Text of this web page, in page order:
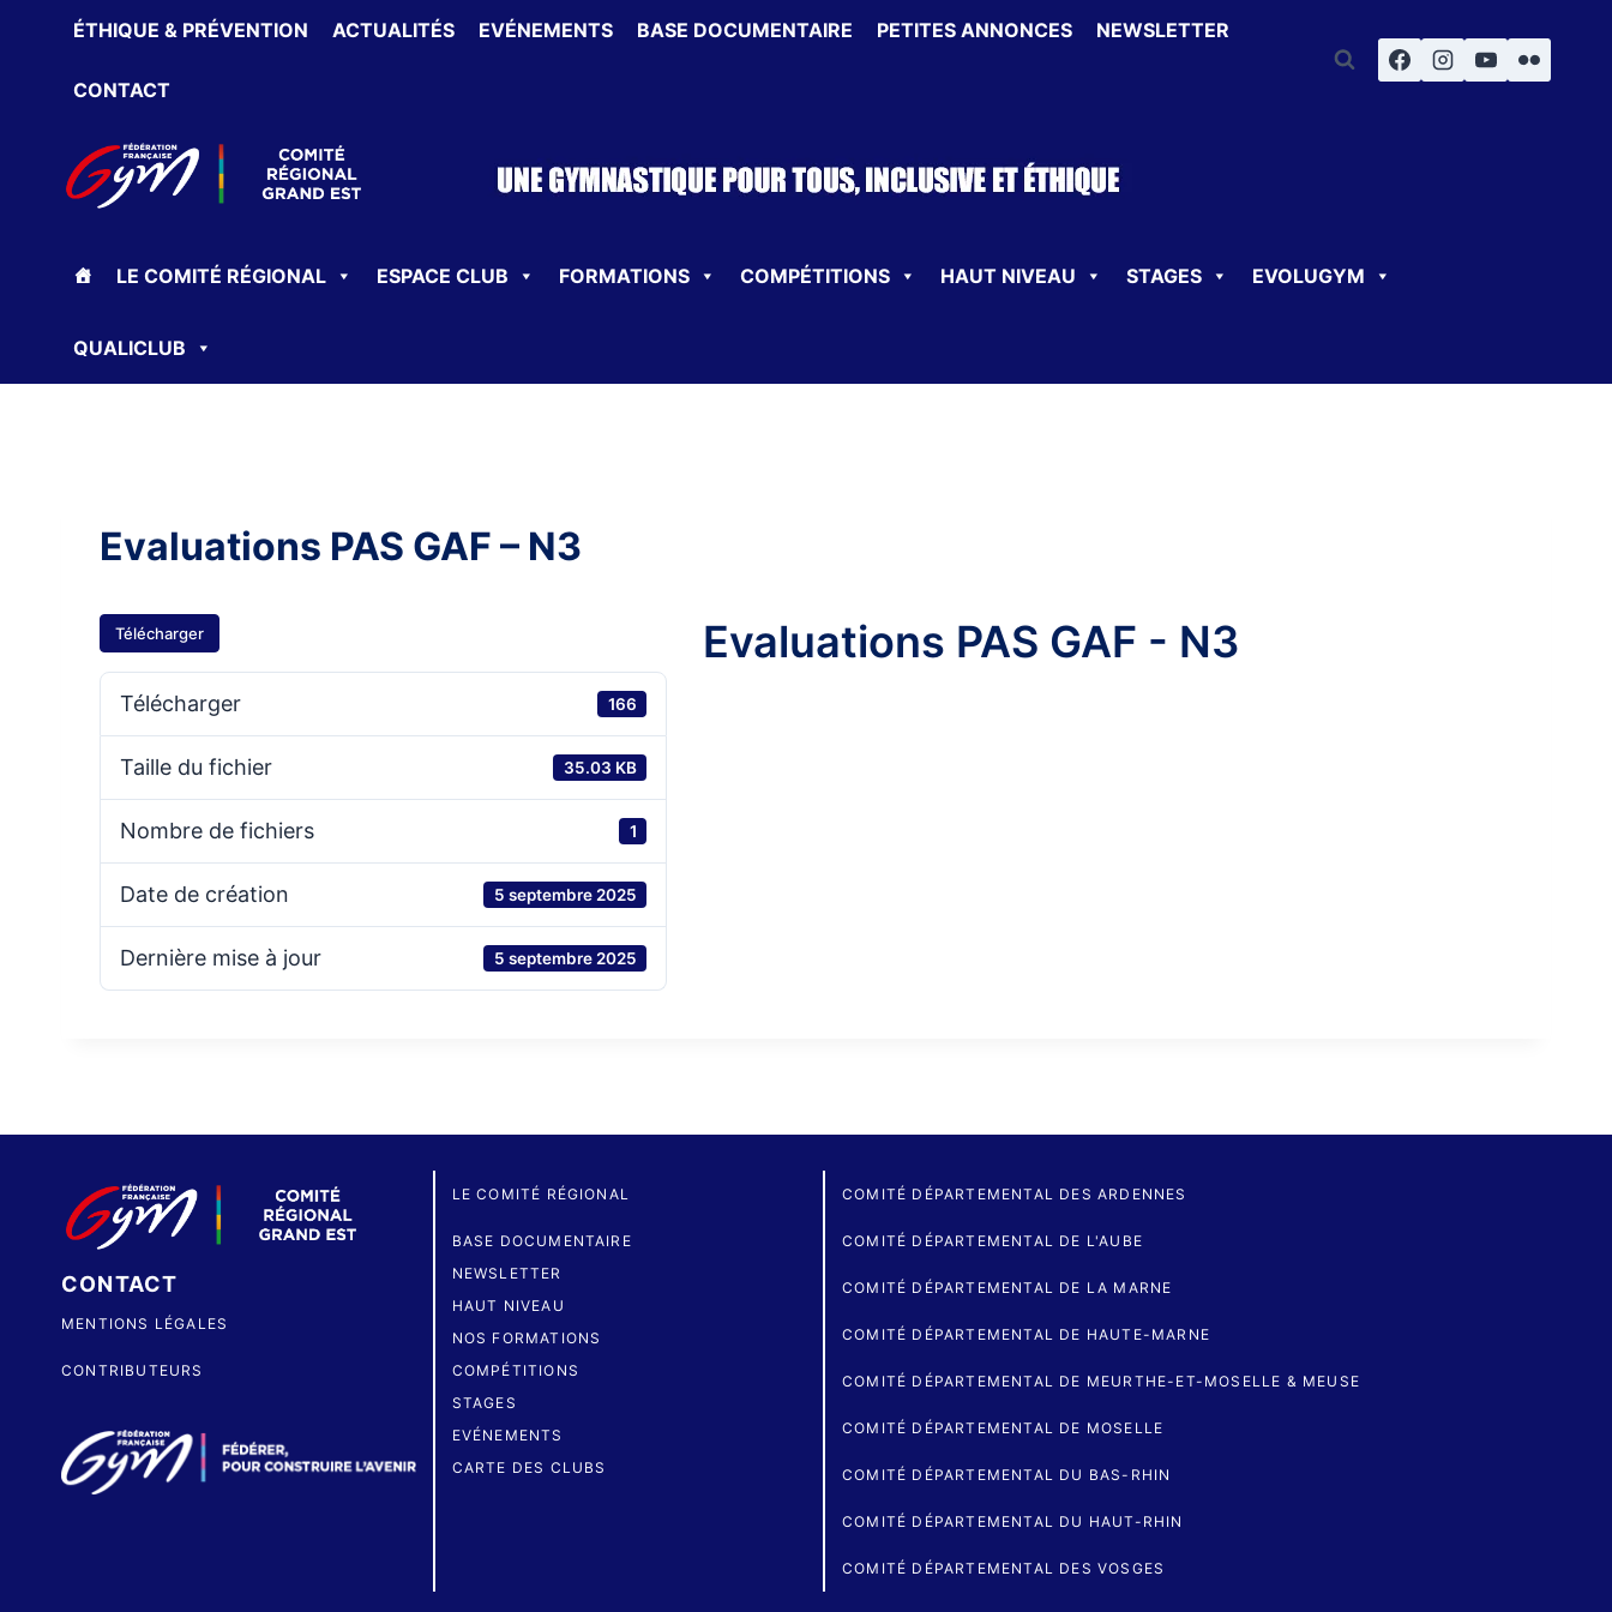
contenu
ÉTHIQUE & PRÉVENTION ACTUALITÉS EVÉNEMENTS BASE DOCUMENTAIRE PETITES ANNONCES NEWSLETTER
CONTACT
LE COMITÉ RÉGIONAL ESPACE CLUB FORMATIONS COMPÉTITIONS HAUT NIVEAU STAGES EVOLUGYM
QUALICLUB
Evaluations PAS GAF – N3
Télécharger
Télécharger 166
Taille du fichier 35.03 KB
Nombre de fichiers 1
Date de création 5 septembre 2025
Dernière mise à jour 5 septembre 2025
Evaluations PAS GAF - N3
CONTACT
MENTIONS LÉGALES
CONTRIBUTEURS
LE COMITÉ RÉGIONAL
BASE DOCUMENTAIRE
NEWSLETTER
HAUT NIVEAU
NOS FORMATIONS
COMPÉTITIONS
STAGES
EVÉNEMENTS
CARTE DES CLUBS
COMITÉ DÉPARTEMENTAL DES ARDENNES
COMITÉ DÉPARTEMENTAL DE L'AUBE
COMITÉ DÉPARTEMENTAL DE LA MARNE
COMITÉ DÉPARTEMENTAL DE HAUTE-MARNE
COMITÉ DÉPARTEMENTAL DE MEURTHE-ET-MOSELLE & MEUSE
COMITÉ DÉPARTEMENTAL DE MOSELLE
COMITÉ DÉPARTEMENTAL DU BAS-RHIN
COMITÉ DÉPARTEMENTAL DU HAUT-RHIN
COMITÉ DÉPARTEMENTAL DES VOSGES